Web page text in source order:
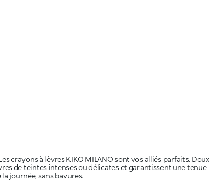
crayons à lèvres KIKO MILANO sont vos alliés parfaits. Doux
de teintes intenses ou délicates et garantissent une tenue